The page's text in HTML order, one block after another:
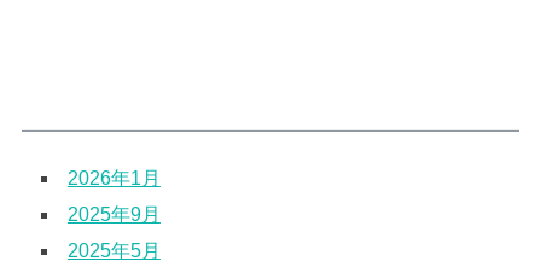
2026年1月
2025年9月
2025年5月